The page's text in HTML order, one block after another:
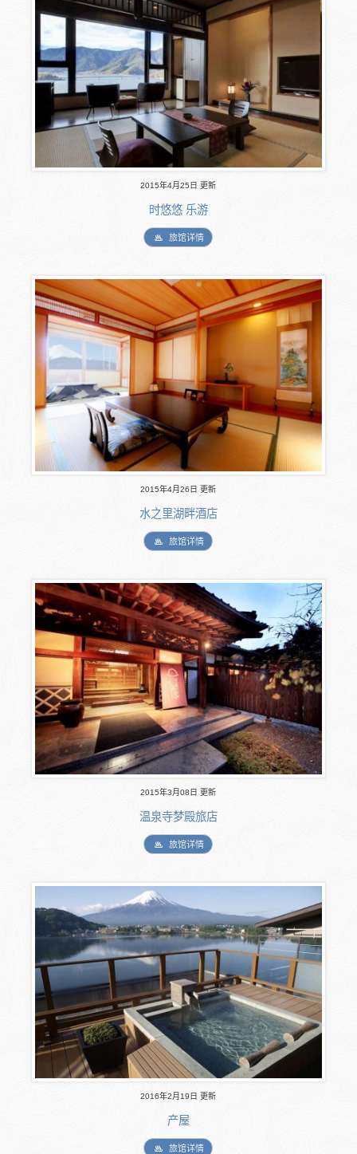
2015年4月25日 更新
时悠悠 乐游
旅馆详情
2015年4月26日 更新
水之里湖畔酒店
旅馆详情
2015年3月08日 更新
温泉寺梦殿旅店
旅馆详情
2016年2月19日 更新
产屋
旅馆详情